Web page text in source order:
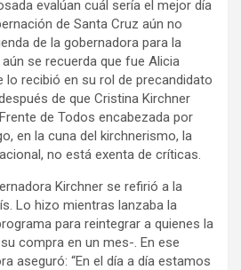
evalúan cuál sería el mejor día
de Santa Cruz aún no
de la gobernadora para la
se recuerda que fue Alicia
lo recibió en su rol de precandidato
de que Cristina Kirchner
de Todos encabezada por
en la cuna del kirchnerismo, la
no está exenta de críticas.
Kirchner se refirió a la
Lo hizo mientras lanzaba la
para reintegrar a quienes la
compra en un mes-. En ese
aseguró: “En el día a día estamos